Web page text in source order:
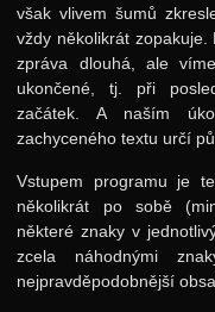
však vlivem šumů
vždy několikrát
zpráva dlouhá, ale
ukončené, tj. při
začátek. A naším
zachyceného textu určí
Vstupem programu je
několikrát po sobě
některé znaky v
zcela náhodnými
nejpravděpodobnější
14. ročník: 01/02
13. ročník: 00/01
12. ročník: 99/00
11. ročník: 98/99
10. ročník: 97/98
9. ročník: 96/97